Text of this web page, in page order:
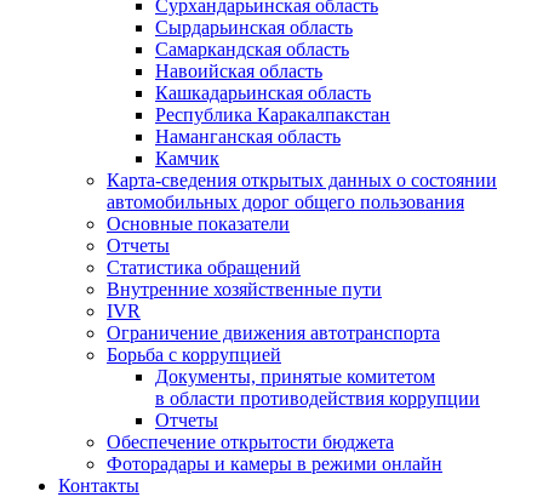
Сурхандарьинская область
Сырдарьинская область
Самаркандская область
Навоийская область
Кашкадарьинская область
Республика Каракалпакстан
Наманганская область
Камчик
Карта-сведения открытых данных о состоянии
автомобильных дорог общего пользования
Основные показатели
Отчеты
Статистика обращений
Внутренние хозяйственные пути
IVR
Ограничение движения автотранспорта
Борьба с коррупцией
Документы, принятые комитетом
в области противодействия коррупции
Отчеты
Обеспечение открытости бюджета
Фоторадары и камеры в режими онлайн
Контакты